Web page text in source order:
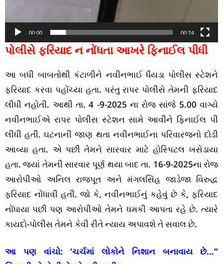
00:00 00:24
પોલીસે ફરિયાદ ન નોંધતા આખરે ફિનાઈલ પીધી
આ બધી બાબતોથી કંટાળીને નવીનભાઈ ધૈયડા પોલીસ સ્ટેશને
ફરિયાદ કરવા પહોંચ્યા હતા. પરંતુ રાપર પોલીસે તેમની ફરિયાદ
લીધી નહોતી. આથી તા. 4 -9-2025 ના રોજ સાંજે 5.00 વાગ્યે
નવીનભાઈએ રાપર પોલીસ સ્ટેશન સામે આવીને ફિનાઈલ પી
લીધી હતી. ઘટનાની જાણ થતા નવીનભાઈના પરિવારજનો દોડી
આવ્યા હતા. એ પછી તેમને સારવાર માટે હોસ્પિટલ ખસેડાયા
હતા. જ્યાં તેમની સારવાર પૂર્ણ થયા બાદ તા. 16-9-2025ના રોજ
આરોપીઓ અનિલ રાજપૂત અને મંગલસિંહ જાડેજા વિરુદ્ધ
ફરિયાદ નોંધાવી હતી. જો કે, નવીનભાઈનું કહેવું છે કે, ફરિયાદ
નોંધાયા પછી પણ આરોપીઓ તેમને ધમકી આપતા રહે છે. ત્યારે
કાયદો-પોલીસ તેમને કેવી રીતે ન્યાય અપાવશે તે સવાલ છે.
આ પણ વાંચો: ‘ચર્ચમાં લોકોને નિશાન બનાવાય છે…”